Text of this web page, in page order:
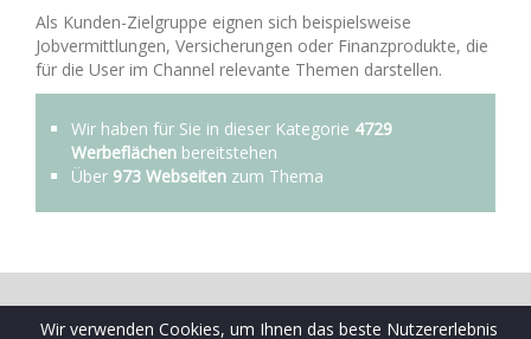
Als Kunden-Zielgruppe eignen sich beispielsweise
Jobvermittlungen, Versicherungen oder Finanzprodukte, die
für die User im Channel relevante Themen darstellen.
Wir haben für Sie in dieser Kategorie 4729
Werbeflächen bereitstehen
Über 973 Webseiten zum Thema
© 2009-2026 Schaltplatz ist eine Marke der Ceramex Media
Wir verwenden Cookies, um Ihnen das beste Nutzererlebnis